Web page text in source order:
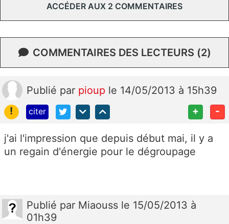
ACCÉDER AUX 2 COMMENTAIRES
COMMENTAIRES DES LECTEURS (2)
Publié par pioup le 14/05/2013 à 15h39
!
citer + -
j'ai l'impression que depuis début mai, il y a
un regain d'énergie pour le dégroupage
Publié par Miaouss le 15/05/2013 à
01h39